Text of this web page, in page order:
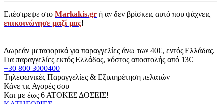
Επέστρεψε στο Markakis.gr ή αν δεν βρίσκεις αυτό που ψάχνεις
επικοινώνησε μαζί μας!
Δωρεάν μεταφορικά για παραγγελίες άνω των 40€, εντός Ελλάδας.
Για παραγγελίες εκτός Ελλάδας, κόστος αποστολής από 13€
+30 800 3000400
Τηλεφωνικές Παραγγελίες & Εξυπηρέτηση πελατών
Κάνε τις Αγορές σου
Και με έως 6 ΑΤΟΚΕΣ ΔΟΣΕΙΣ!